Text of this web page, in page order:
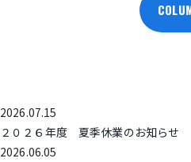
2026.07.15
２０２６年度 夏季休業のお知らせ
2026.06.05